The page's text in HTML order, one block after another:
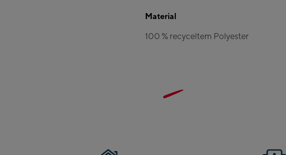
Material
100 % recyceltem Polyester